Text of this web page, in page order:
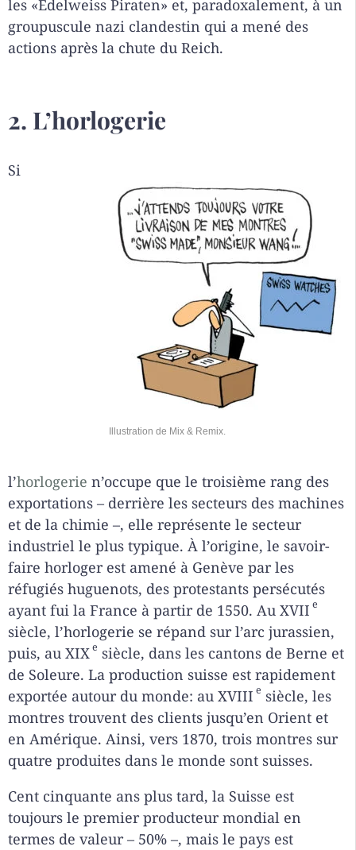
les «Edelweiss Piraten» et, paradoxalement, à un
groupuscule nazi clandestin qui a mené des
actions après la chute du Reich.
2. L’horlogerie
Illustration de Mix & Remix.
Si
l’horlogerie n’occupe que le troisième rang des
exportations – derrière les secteurs des machines
et de la chimie –, elle représente le secteur
industriel le plus typique. À l’origine, le savoir-
faire horloger est amené à Genève par les
réfugiés huguenots, des protestants persécutés
ayant fui la France à partir de 1550. Au XVII e
siècle, l’horlogerie se répand sur l’arc jurassien,
puis, au XIXe siècle, dans les cantons de Berne et
de Soleure. La production suisse est rapidement
exportée autour du monde: au XVIII e siècle, les
montres trouvent des clients jusqu’en Orient et
en Amérique. Ainsi, vers 1870, trois montres sur
quatre produites dans le monde sont suisses.
Cent cinquante ans plus tard, la Suisse est
toujours le premier producteur mondial en
termes de valeur – 50% –, mais le pays est